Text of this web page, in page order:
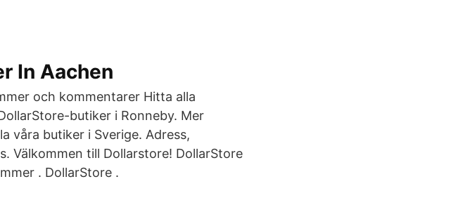
In Aachen
och kommentarer Hitta alla
butiker i Ronneby. Mer
våra butiker i Sverige. Adress,
Välkommen till Dollarstore! DollarStore
. DollarStore .